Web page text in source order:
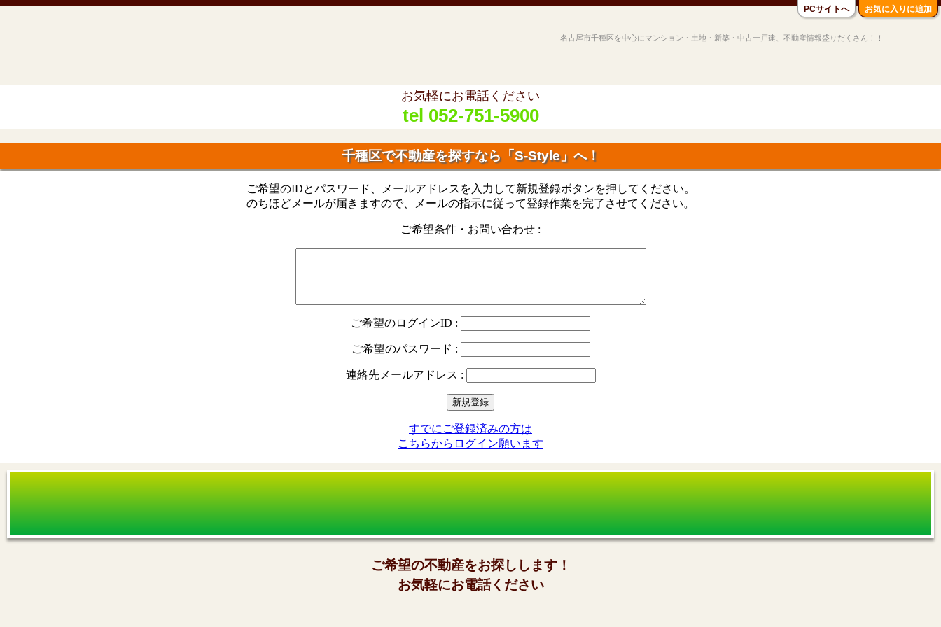
お気に入りに追加
PCサイトへ
名古屋市千種区を中心にマンション・土地・新築・中古一戸建、不動産情報盛りだくさん！！
お気軽にお電話ください
tel 052-751-5900
千種区で不動産を探すなら「S-Style」へ！
ご希望のIDとパスワード、メールアドレスを入力して新規登録ボタンを押してください。
のちほどメールが届きますので、メールの指示に従って登録作業を完了させてください。
ご希望条件・お問い合わせ :
ご希望のログインID :
ご希望のパスワード :
連絡先メールアドレス :
すでにご登録済みの方は
こちらからログイン願います
ご希望の不動産をお探しします！
お気軽にお電話ください